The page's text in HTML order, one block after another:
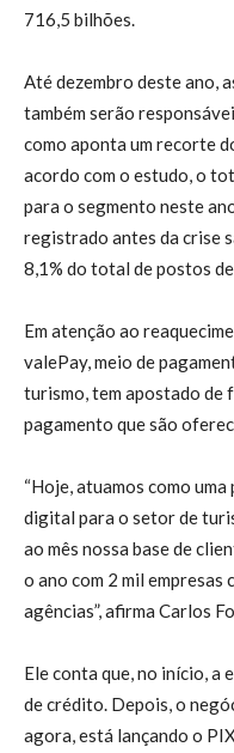
716,5 bilhões.
Até dezembro deste ano,
também serão
como aponta um recorte
acordo com o estudo, o
para o segmento neste
registrado antes da crise
8,1% do total de postos
Em atenção ao
valePay, meio de
turismo, tem apostado de
pagamento que são
“Hoje, atuamos como
digital para o setor de
ao mês nossa base de
o ano com 2 mil
agências”, afirma Carlos
Ele conta que, no início, a
de crédito. Depois, o
agora, está lançando o